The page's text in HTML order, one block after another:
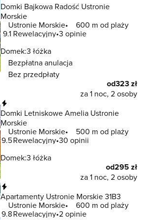
Domki Bajkowa Radość Ustronie
Morskie
Ustronie Morskie
600 m od plaży
9.1 Rewelacyjny 3 opinie
Domek:3 łóżka
Bezpłatna anulacja
Bez przedpłaty
od323 zł
za 1 noc, 2 osoby
Domki Letniskowe Amelia Ustronie
Morskie
Ustronie Morskie
500 m od plaży
9.5Rewelacyjny 30 opinii
Domek:3 łóżka
od295 zł
za 1 noc, 2 osoby
Apartamenty Ustronie Morskie 31B3
Ustronie Morskie
600 m od plaży
9.8Rewelacyjny 2 opinie